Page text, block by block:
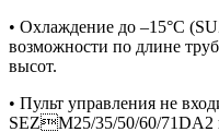
• Охлаждение до –15°С
возможности по длине
высот.
• Пульт управления не
SEZM25/35/50/60/71DA2